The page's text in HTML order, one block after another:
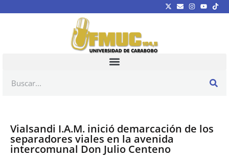
Vialsandi I.A.M. inició demarcación de los
separadores viales en la avenida
intercomunal Don Julio Centeno